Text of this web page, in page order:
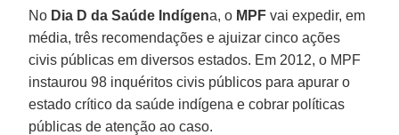
No Dia D da Saúde Indígena, o MPFvai expedir, em
média, três recomendações e ajuizar cinco ações
civis públicas em diversos estados. Em 2012, o MPF
instaurou 98 inquéritos civis públicos para apurar o
estado crítico da saúde indígena e cobrar políticas
públicas de atenção ao caso.